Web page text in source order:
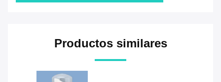
Productos similares